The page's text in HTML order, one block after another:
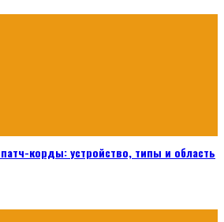
корды: устройство, типы и область